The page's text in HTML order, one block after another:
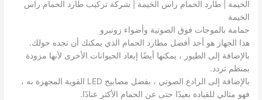
الخيمة | طارد الحمام راس الخيمة | شركة تركيب طارد الحمام راس
الخيمة
حمامة بالموجات فوق الصوتية وأضواء زونبرو
هذا الجهاز هو أحد أفضل مطارد الحمام الذي يمكنك أن تجده حولك.
بالإضافة إلى الطيور ، يمكنها أيضًا إبعاد الحيوانات الأخرى لأنها مزودة
بمنظم تردد.
بالإضافة إلى الرادع الصوتي ، بفضل مصابيح LED القوية المجهزة به ،
فهو مثالي للقيادة بعيدًا حتى عن الحمام الأكثر عنادًا.